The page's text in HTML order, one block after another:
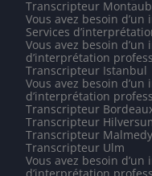
Transcripteur
Vous avez besoin
Services
Vous avez besoin
d’interprétation
Transcripteur Istanbul
Vous avez besoin
d’interprétation
Transcripteur
Transcripteur
Transcripteur Malmedy
Transcripteur Ulm
Vous avez besoin
d’interprétation